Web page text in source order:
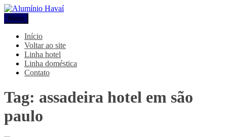
Pular
para
o
conteúdo
Alumínio Havaí
Blog Alumínio Havaí
Menu
Início
Voltar ao site
Linha hotel
Linha doméstica
Contato
Tag: assadeira hotel em são
paulo